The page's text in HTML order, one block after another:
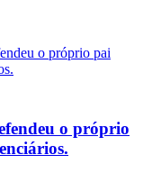
o próprio